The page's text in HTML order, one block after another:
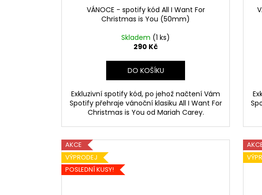
VÁNOCE - spotify kód All I Want For
Christmas is You (50mm)
Skladem (1 ks)
290 Kč
DO KOŠÍKU
Exkluzivní spotify kód, po jehož načtení Vám
Spotify přehraje vánoční klasiku All I Want For
Christmas is You od Mariah Carey.
AKCE
VÝPRODEJ
POSLEDNÍ KUSY!